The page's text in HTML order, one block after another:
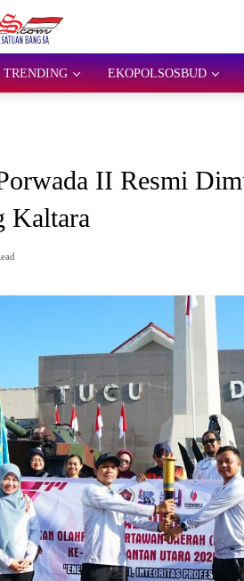
TRENDING EKOPOLSOSBUD
II Resmi
Kaltara